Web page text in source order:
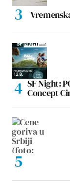
SF Night:
Concept